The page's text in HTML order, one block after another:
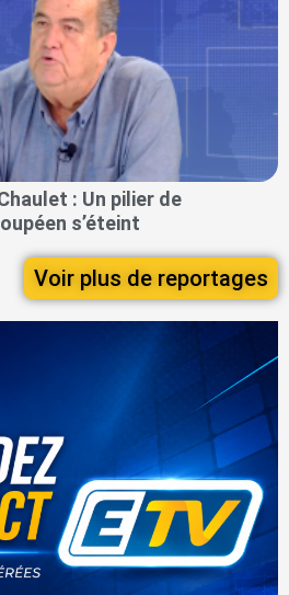
: Un pilier de
s’éteint
Voir plus de reportages